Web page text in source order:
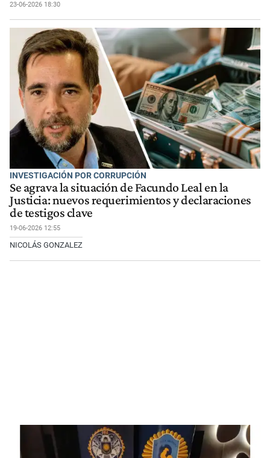
23-06-2026 18:30
INVESTIGACIÓN POR CORRUPCIÓN
Se agrava la situación de Facundo Leal en la
Justicia: nuevos requerimientos y declaraciones
de testigos clave
19-06-2026 12:55
NICOLÁS GONZALEZ